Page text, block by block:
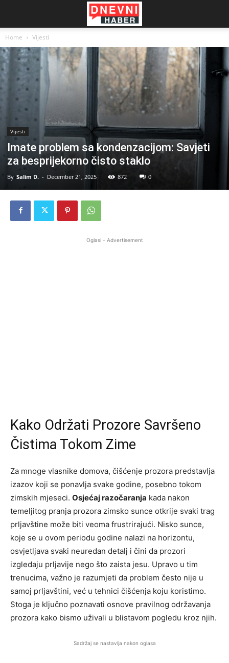
Home Vijesti
Vijesti
Imate problem sa kondenzacijom: Savjeti
za besprijekorno čisto staklo
By Salim D. - December 21, 2025 872 0
Oglasi - Advertisement
Kako Održati Prozore Savršeno
Čistima Tokom Zime
Za mnoge vlasnike domova, čišćenje prozora predstavlja
izazov koji se ponavlja svake godine, posebno tokom
zimskih mjeseci. Osjećaj razočaranja kada nakon
temeljitog pranja prozora zimsko sunce otkrije svaki trag
prljavštine može biti veoma frustrirajući. Nisko sunce,
koje se u ovom periodu godine nalazi na horizontu,
osvjetljava svaki neuredan detalj i čini da prozori
izgledaju prljavije nego što zaista jesu. Upravo u tim
trenucima, važno je razumjeti da problem često nije u
samoj prljavštini, već u tehnici čišćenja koju koristimo.
Stoga je ključno poznavati osnove pravilnog održavanja
prozora kako bismo uživali u blistavom pogledu kroz njih.
Sadržaj se nastavlja nakon oglasa